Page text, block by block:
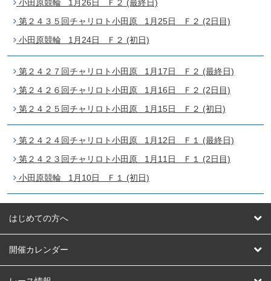
小田原競輪 1月26日 Ｆ２ (最終日)
第２４３５回チャリロト小田原 1月25日 Ｆ２ (2日目)
小田原競輪 1月24日 Ｆ２ (初日)
第２４２７回チャリロト小田原 1月17日 Ｆ２ (最終日)
第２４２６回チャリロト小田原 1月16日 Ｆ２ (2日目)
第２４２５回チャリロト小田原 1月15日 Ｆ２ (初日)
第２４２４回チャリロト小田原 1月12日 Ｆ１ (最終日)
第２４２３回チャリロト小田原 1月11日 Ｆ１ (2日目)
小田原競輪 1月10日 Ｆ１ (初日)
はじめての方へ
はじめての方へ
開催カレンダー